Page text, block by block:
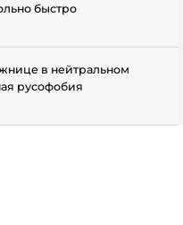
быстро
в нейтральном
русофобия